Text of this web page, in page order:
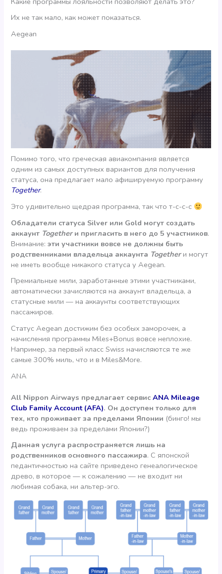
Их не так мало, как может показаться.
Aegean
Помимо того, что греческая авиакомпания является
одним из самых доступных вариантов для получения
статуса, она предлагает мало афишируемую программу
Together.
Это удивительно щедрая программа, так что т-с-с-с
Обладатели статуса Silver или Gold могут создать
аккаунт Togetherи пригласить в него до 5 участников.
Внимание:эти участники вовсе не должны быть
родственниками владельца аккаунта Togetherи могут
не иметь вообще никакого статуса у Aegean.
Премиальные мили, заработанные этими участниками,
автоматически зачисляются на аккаунт владельца, а
статусные мили — на аккаунты соответствующих
пассажиров.
Статус Aegean достижим без особых заморочек, а
начисления программы Miles+Bonus вовсе неплохие.
Например, за первый класс Swiss начисляются те же
самые 300% миль, что и в Miles&More.
ANA
All Nippon Airways предлагает сервисANA Mileage
Club Family Account (AFA). Он доступен только для
тех, кто проживает за пределами Японии (бинго! мы
ведь проживаем за пределами Японии?)
Данная услуга распространяется лишь на
родственников основного пассажира. С японской
педантичностью на сайте приведено генеалогическое
древо, в которое — к сожалению — не входит ни
любимая собака, ни альтер-эго.